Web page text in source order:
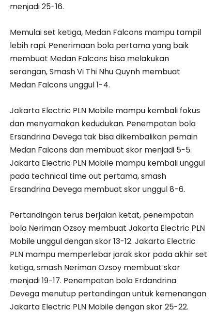
menjadi 25-16.
Memulai set ketiga, Medan Falcons mampu tampil
lebih rapi. Penerimaan bola pertama yang baik
membuat Medan Falcons bisa melakukan
serangan, Smash Vi Thi Nhu Quynh membuat
Medan Falcons unggul 1-4.
Jakarta Electric PLN Mobile mampu kembali fokus
dan menyamakan kedudukan. Penempatan bola
Ersandrina Devega tak bisa dikembalikan pemain
Medan Falcons dan membuat skor menjadi 5-5.
Jakarta Electric PLN Mobile mampu kembali unggul
pada technical time out pertama, smash
Ersandrina Devega membuat skor unggul 8-6.
Pertandingan terus berjalan ketat, penempatan
bola Neriman Ozsoy membuat Jakarta Electric PLN
Mobile unggul dengan skor 13-12. Jakarta Electric
PLN mampu memperlebar jarak skor pada akhir set
ketiga, smash Neriman Ozsoy membuat skor
menjadi 19-17. Penempatan bola Erdandrina
Devega menutup pertandingan untuk kemenangan
Jakarta Electric PLN Mobile dengan skor 25-22.